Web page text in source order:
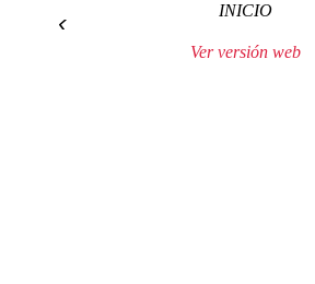
‹ INICIO
Ver versión web